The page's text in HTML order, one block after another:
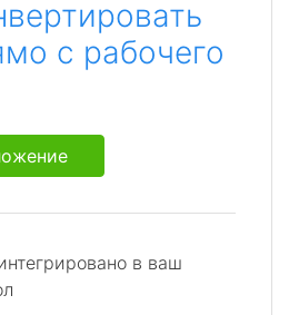
с рабочего
в ваш